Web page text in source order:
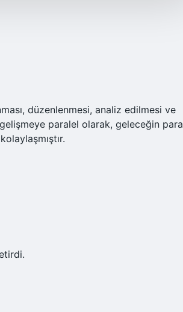
düzenlenmesi, analiz edilmesi ve
paralel olarak, geleceğin para